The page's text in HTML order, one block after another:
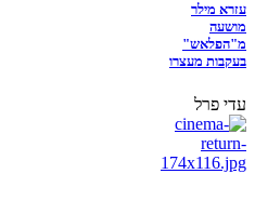
עזרא מילר
מושעה
מ"הפלאש"
בעקבות מעצרו
עדי פרל